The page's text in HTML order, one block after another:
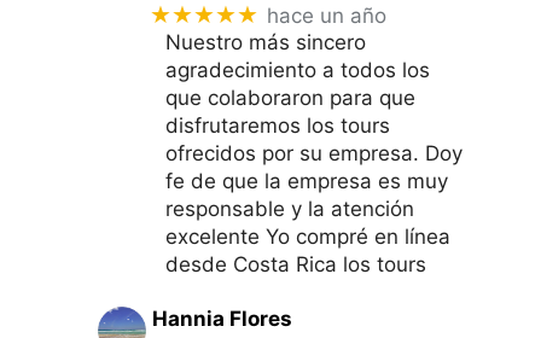
★★★★★ hace un año
Nuestro más sincero
agradecimiento a todos los
que colaboraron para que
disfrutaremos los tours
ofrecidos por su empresa. Doy
fe de que la empresa es muy
responsable y la atención
excelente Yo compré en línea
desde Costa Rica los tours
Hannia Flores